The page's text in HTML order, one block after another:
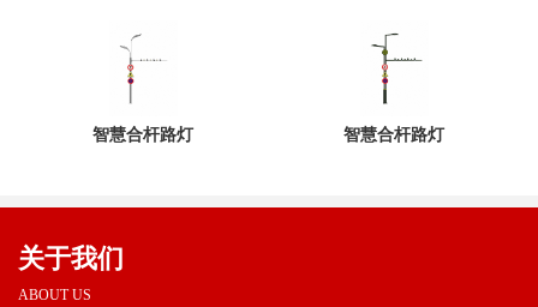
智慧合杆路灯 智慧合杆路灯
关于我们
ABOUT US